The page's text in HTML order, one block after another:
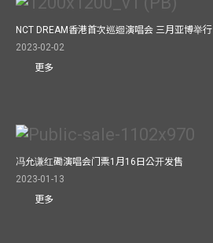
NCT DREAM香港首次巡迴演唱会 三月亚博举行
2023-02-02
更多
冯允谦红磡演唱会门票1月16日公开发售
2023-01-13
更多